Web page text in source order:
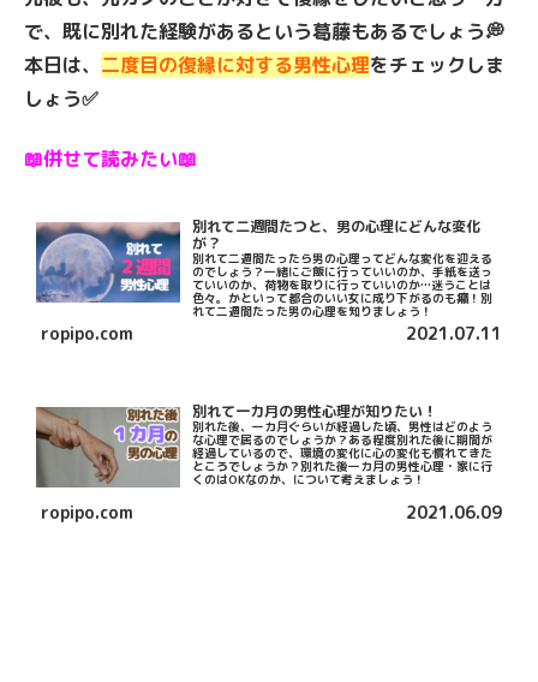
で、既に別れた経験があるという葛藤もあるでしょう💭
本日は、 二度目の復縁に対する男性心理をチェックしま
しょう✅
📖併せて読みたい📖
別れて二週間たつと、男の心理にどんな変化
が？
別れて二週間たったら男の心理ってどんな変化を迎える
のでしょう？一緒にご飯に行っていいのか、手紙を送っ
ていいのか、荷物を取りに行っていいのか…迷うことは
色々。かといって都合のいい女に成り下がるのも癪！別
れて二週間たった男の心理を知りましょう！
ropipo.com 2021.07.11
別れて一カ月の男性心理が知りたい！
別れた後、一カ月ぐらいが経過した頃、男性はどのよう
な心理で居るのでしょうか？ある程度別れた後に期間が
経過しているので、環境の変化に心の変化も慣れてきた
ところでしょうか？別れた後一カ月の男性心理・家に行
くのはOKなのか、について考えましょう！
ropipo.com 2021.06.09